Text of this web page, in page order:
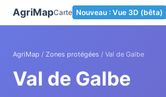
AgriMapCarte Nouveau : Vue 3D (bêta)
AgriMap / Zones protégées / Val de Galbe
Val de Galbe